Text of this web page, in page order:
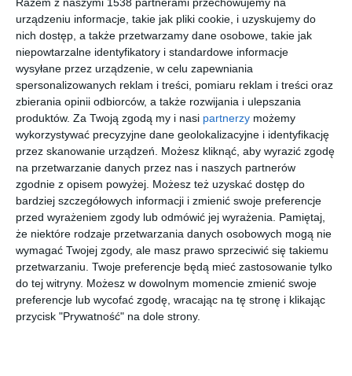
Razem z naszymi 1538 partnerami przechowujemy na
urządzeniu informacje, takie jak pliki cookie, i uzyskujemy do
nich dostęp, a także przetwarzamy dane osobowe, takie jak
niepowtarzalne identyfikatory i standardowe informacje
wysyłane przez urządzenie, w celu zapewniania
spersonalizowanych reklam i treści, pomiaru reklam i treści oraz
zbierania opinii odbiorców, a także rozwijania i ulepszania
produktów. Za Twoją zgodą my i nasi partnerzy możemy
wykorzystywać precyzyjne dane geolokalizacyjne i identyfikację
przez skanowanie urządzeń. Możesz kliknąć, aby wyrazić zgodę
na przetwarzanie danych przez nas i naszych partnerów
zgodnie z opisem powyżej. Możesz też uzyskać dostęp do
bardziej szczegółowych informacji i zmienić swoje preferencje
przed wyrażeniem zgody lub odmówić jej wyrażenia. Pamiętaj,
że niektóre rodzaje przetwarzania danych osobowych mogą nie
wymagać Twojej zgody, ale masz prawo sprzeciwić się takiemu
przetwarzaniu. Twoje preferencje będą mieć zastosowanie tylko
do tej witryny. Możesz w dowolnym momencie zmienić swoje
preferencje lub wycofać zgodę, wracając na tę stronę i klikając
przycisk "Prywatność" na dole strony.
Projekt pokoju
młodzieżowego na
poddaszu z fotelem
gamingowym
Dodaj do ulubionych
Projekt pokoju
dziewczynki na
poddaszu z różowymi
zasłonami, białymi
meblami